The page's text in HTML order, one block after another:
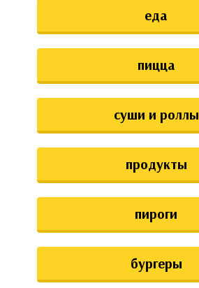
еда
пицца
суши и роллы
продукты
пироги
бургеры